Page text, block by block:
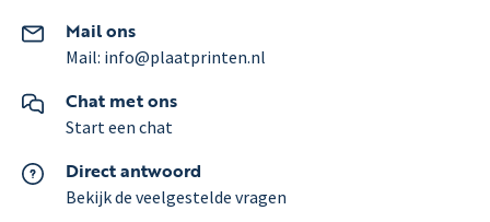
Mail ons
Mail: info@plaatprinten.nl
Chat met ons
Start een chat
Direct antwoord
Bekijk de veelgestelde vragen